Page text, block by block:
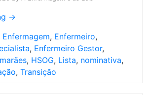
→
Enfermagem, Enfermeiro,
, Enfermeiro Gestor,
, HSOG, Lista, nominativa,
, Transição